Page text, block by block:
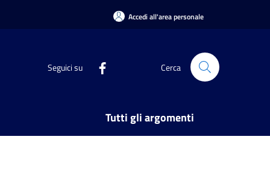
Accedi all'area personale
Seguici su Cerca
Tutti gli argomenti